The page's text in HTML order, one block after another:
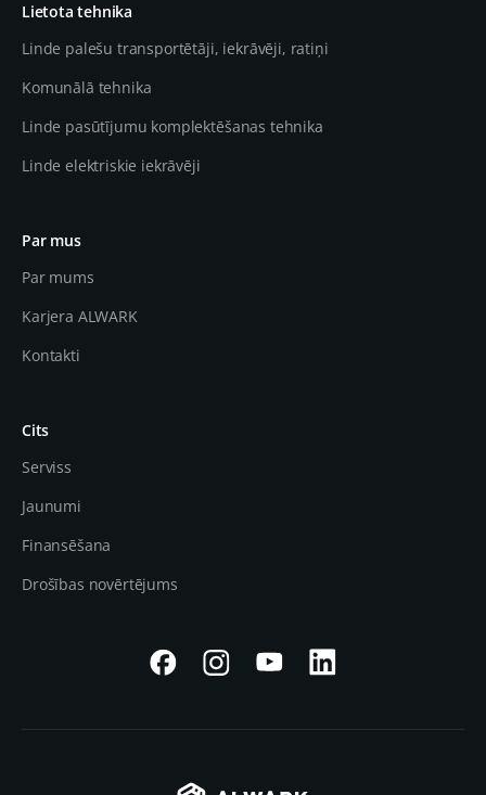
Lietota tehnika
Linde palešu transportētāji, iekrāvēji, ratiņi
Komunālā tehnika
Linde pasūtījumu komplektēšanas tehnika
Linde elektriskie iekrāvēji
Par mus
Par mums
Karjera ALWARK
Kontakti
Cits
Serviss
Jaunumi
Finansēšana
Drošības novērtējums